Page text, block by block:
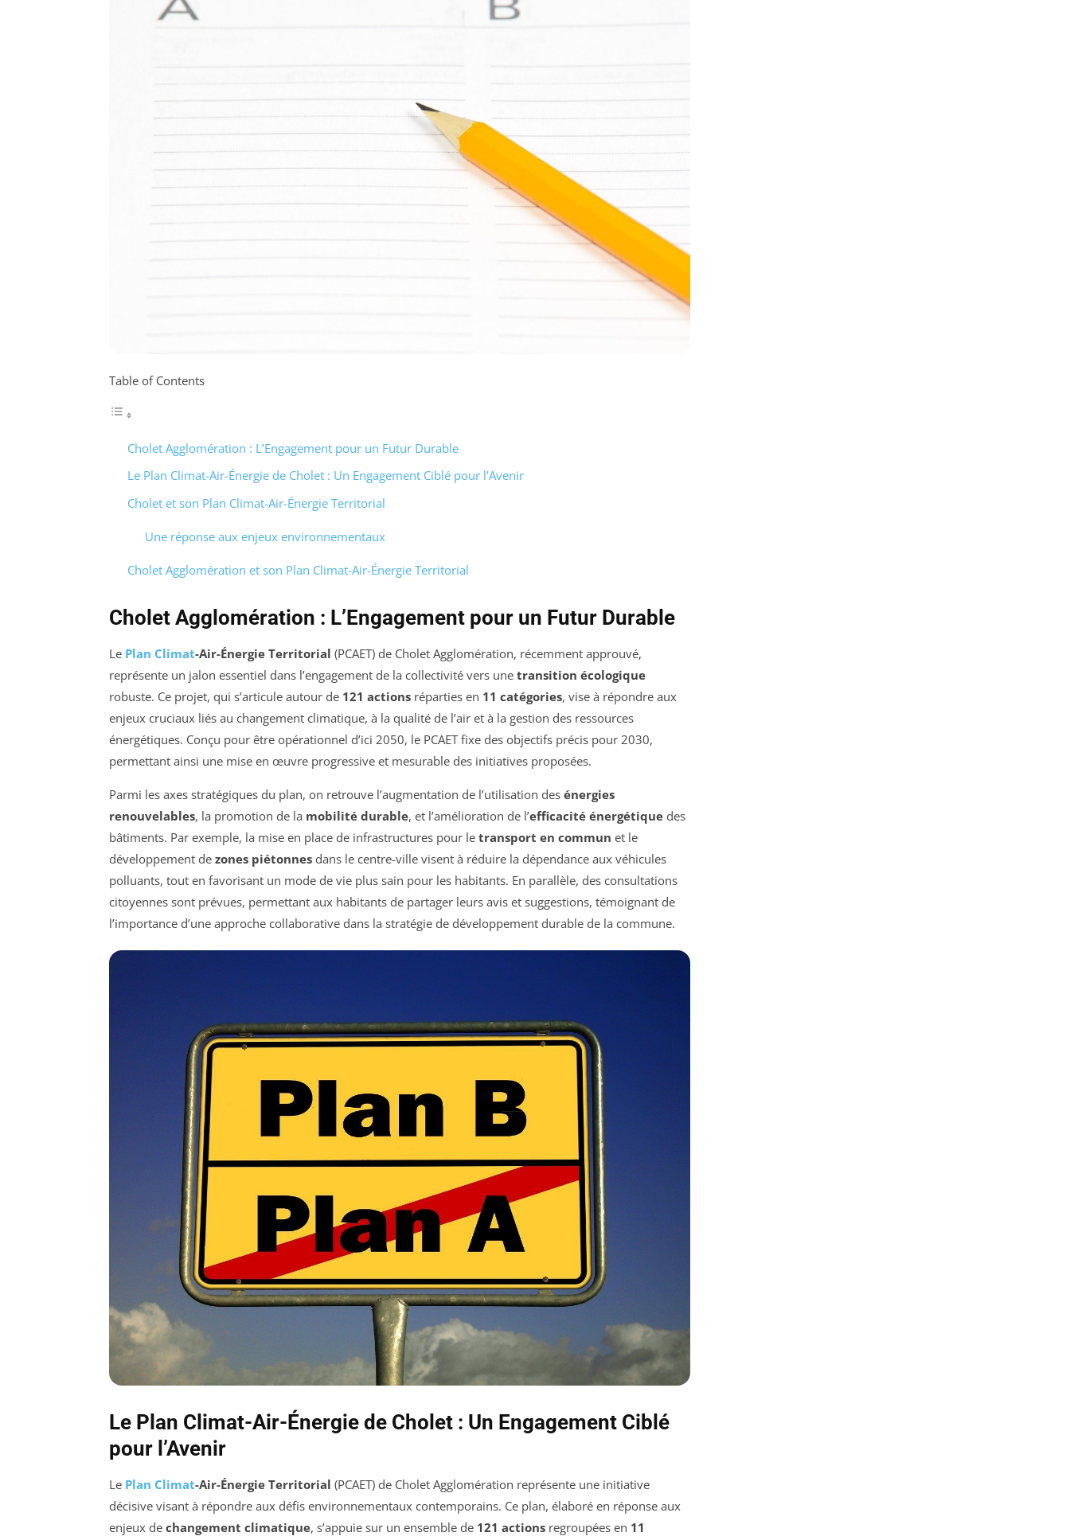
Table of Contents
Cholet Agglomération : L’Engagement pour un Futur Durable
Le Plan Climat-Air-Énergie de Cholet : Un Engagement Ciblé pour l’Avenir
Cholet et son Plan Climat-Air-Énergie Territorial
Une réponse aux enjeux environnementaux
Cholet Agglomération et son Plan Climat-Air-Énergie Territorial
Cholet Agglomération : L’Engagement pour un Futur Durable
Le Plan Climat-Air-Énergie Territorial (PCAET) de Cholet Agglomération, récemment approuvé,
représente un jalon essentiel dans l’engagement de la collectivité vers une transition écologique
robuste. Ce projet, qui s’articule autour de 121 actions réparties en 11 catégories, vise à répondre aux
enjeux cruciaux liés au changement climatique, à la qualité de l’air et à la gestion des ressources
énergétiques. Conçu pour être opérationnel d’ici 2050, le PCAET fixe des objectifs précis pour 2030,
permettant ainsi une mise en œuvre progressive et mesurable des initiatives proposées.
Parmi les axes stratégiques du plan, on retrouve l’augmentation de l’utilisation des énergies
renouvelables, la promotion de la mobilité durable, et l’amélioration de l’efficacité énergétique des
bâtiments. Par exemple, la mise en place de infrastructures pour le transport en commun et le
développement de zones piétonnes dans le centre-ville visent à réduire la dépendance aux véhicules
polluants, tout en favorisant un mode de vie plus sain pour les habitants. En parallèle, des consultations
citoyennes sont prévues, permettant aux habitants de partager leurs avis et suggestions, témoignant de
l’importance d’une approche collaborative dans la stratégie de développement durable de la commune.
Le Plan Climat-Air-Énergie de Cholet : Un Engagement Ciblé
pour l’Avenir
Le Plan Climat-Air-Énergie Territorial (PCAET) de Cholet Agglomération représente une initiative
décisive visant à répondre aux défis environnementaux contemporains. Ce plan, élaboré en réponse aux
enjeux de changement climatique, s’appuie sur un ensemble de 121 actions regroupées en 11